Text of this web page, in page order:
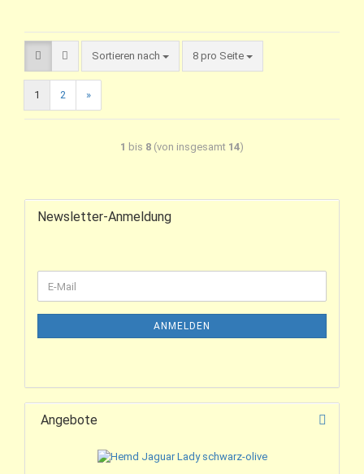
Sortieren nach 8 pro Seite
1 2 »
1 bis 8 (von insgesamt 14)
Newsletter-Anmeldung
ANMELDEN
Angebote